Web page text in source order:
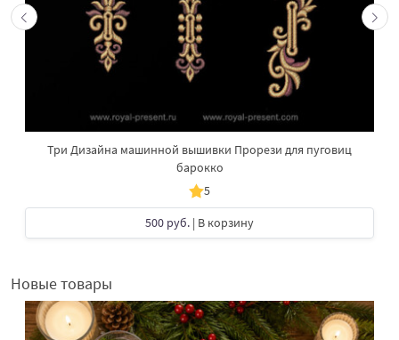
Три Дизайна машинной вышивки Прорези для пуговиц
барокко
5
500 руб. | В корзину
Новые товары